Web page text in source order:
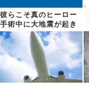
らこそ真のヒーロー
術中に大地震が起き
た熊本総合病...